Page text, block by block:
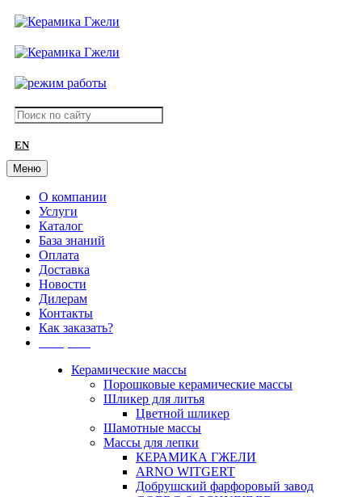
EN
Меню
О компании
Услуги
Каталог
База знаний
Оплата
Доставка
Новости
Дилерам
Контакты
Как заказать?
Керамические массы
Порошковые керамические массы
Шликер для литья
Цветной шликер
Шамотные массы
Массы для лепки
КЕРАМИКА ГЖЕЛИ
ARNO WITGERT
Добрушский фарфоровый завод